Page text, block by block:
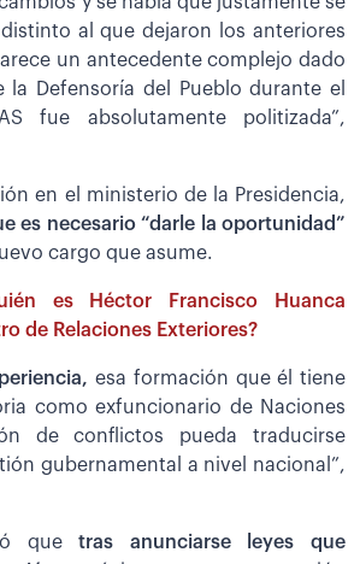
al que dejaron los anteriores
un antecedente complejo dado
la Defensoría del Pueblo durante el
fue absolutamente politizada”,
en el ministerio de la Presidencia,
es necesario “darle la oportunidad”
cargo que asume.
es Héctor Francisco Huanca
de Relaciones Exteriores?
esa formación que él tiene
como exfuncionario de Naciones
de conflictos pueda traducirse
gubernamental a nivel nacional”,
quetras anunciarse leyes que